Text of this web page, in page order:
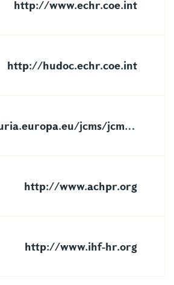
http://www.echr.coe.int
http://hudoc.echr.coe.int
http://curia.europa.eu/jcms/jcms/j_6/
http://www.achpr.org
http://www.ihf-hr.org